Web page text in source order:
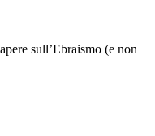
sull’Ebraismo (e non